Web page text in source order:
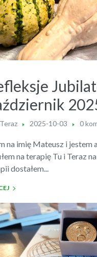
2025-10-03 0
na imię Mateusz i jestem
na terapię Tu i Teraz
dostałem...